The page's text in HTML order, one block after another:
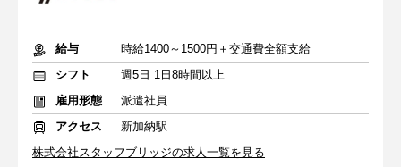
給与
時給1400～1500円＋交通費全額支給
シフト
週5日 1日8時間以上
雇用形態
派遣社員
アクセス
新加納駅
株式会社スタッフブリッジの求人一覧を見る